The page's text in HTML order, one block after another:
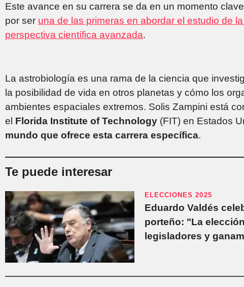
Este avance en su carrera se da en un momento
por ser una de las primeras en abordar el estudio de
perspectiva científica avanzada.
La astrobiología es una rama de la ciencia que
la posibilidad de vida en otros planetas y cómo los
ambientes espaciales extremos. Solis Zampini está
el Florida Institute of Technology (FIT) en Estados
mundo que ofrece esta carrera específica.
Te puede interesar
ELECCIONES 2025
Eduardo Valdés
porteño: "La
legisladores y